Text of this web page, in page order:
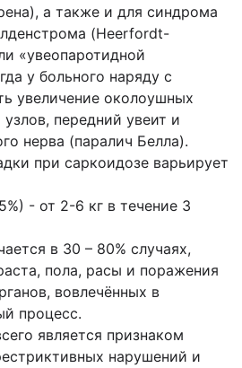
а также и для синдрома
(Heerfordt-
«увеопаротидной
у больного наряду с
увеличение околоушных
передний увеит и
нерва (паралич Белла).
при саркоидозе варьирует
- от 2-6 кг в течение 3
в 30 – 80% случаях,
пола, расы и поражения
вовлечённых в
процесс.
является признаком
нарушений и